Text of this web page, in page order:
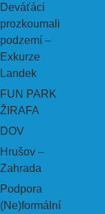
Deváťáci
prozkoumali
podzemí –
Exkurze
Landek
FUN PARK
ŽIRAFA
DOV
Hrušov –
Zahrada
Podpora
(Ne)formální